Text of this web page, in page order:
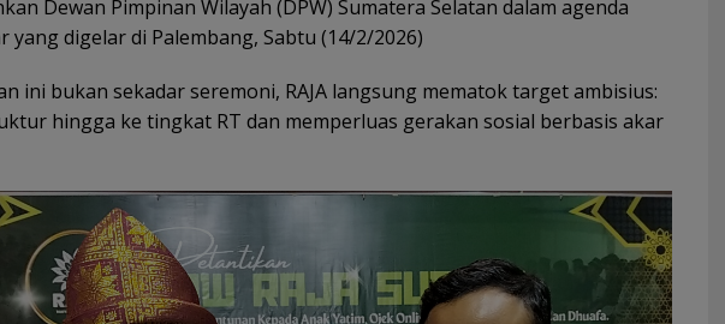
Dewan Pimpinan Wilayah (DPW) Sumatera Selatan dalam agenda
yang digelar di Palembang, Sabtu (14/2/2026)
ini bukan sekadar seremoni, RAJA langsung mematok target ambisius:
hingga ke tingkat RT dan memperluas gerakan sosial berbasis akar